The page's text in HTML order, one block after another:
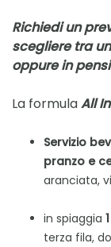
Richiedi un
scegliere tra
oppure in
La formulaAll
Servizio
pranzo e
aranciata,
in spiaggia
terza fila,